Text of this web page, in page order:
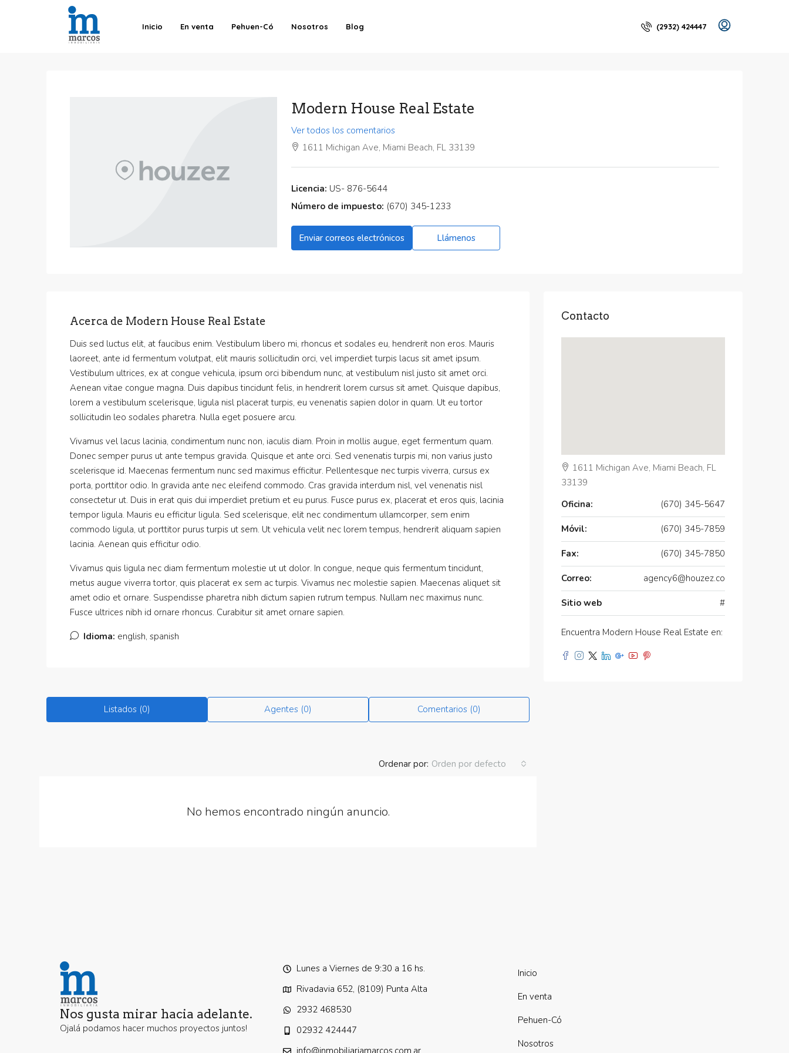
Inicio En venta Pehuen-Có Nosotros Blog (2932) 424447
Modern House Real Estate
Ver todos los comentarios
1611 Michigan Ave, Miami Beach, FL 33139
Licencia: US- 876-5644
Número de impuesto: (670) 345-1233
Enviar correos electrónicos Llámenos
Acerca de Modern House Real Estate
Duis sed luctus elit, at faucibus enim. Vestibulum libero mi, rhoncus et sodales eu, hendrerit non eros. Mauris
laoreet, ante id fermentum volutpat, elit mauris sollicitudin orci, vel imperdiet turpis lacus sit amet ipsum.
Vestibulum ultrices, ex at congue vehicula, ipsum orci bibendum nunc, at vestibulum nisl justo sit amet orci.
Aenean vitae congue magna. Duis dapibus tincidunt felis, in hendrerit lorem cursus sit amet. Quisque dapibus,
lorem a vestibulum scelerisque, ligula nisl placerat turpis, eu venenatis sapien dolor in quam. Ut eu tortor
sollicitudin leo sodales pharetra. Nulla eget posuere arcu.
Vivamus vel lacus lacinia, condimentum nunc non, iaculis diam. Proin in mollis augue, eget fermentum quam.
Donec semper purus ut ante tempus gravida. Quisque et ante orci. Sed venenatis turpis mi, non varius justo
scelerisque id. Maecenas fermentum nunc sed maximus efficitur. Pellentesque nec turpis viverra, cursus ex
porta, porttitor odio. In gravida ante nec eleifend commodo. Cras gravida interdum nisl, vel venenatis nisl
consectetur ut. Duis in erat quis dui imperdiet pretium et eu purus. Fusce purus ex, placerat et eros quis, lacinia
tempor ligula. Mauris eu efficitur ligula. Sed scelerisque, elit nec condimentum ullamcorper, sem enim
commodo ligula, ut porttitor purus turpis ut sem. Ut vehicula velit nec lorem tempus, hendrerit aliquam sapien
lacinia. Aenean quis efficitur odio.
Vivamus quis ligula nec diam fermentum molestie ut ut dolor. In congue, neque quis fermentum tincidunt,
metus augue viverra tortor, quis placerat ex sem ac turpis. Vivamus nec molestie sapien. Maecenas aliquet sit
amet odio et ornare. Suspendisse pharetra nibh dictum sapien rutrum tempus. Nullam nec maximus nunc.
Fusce ultrices nibh id ornare rhoncus. Curabitur sit amet ornare sapien.
Idioma: english, spanish
Listados (0) Agentes (0) Comentarios (0)
Ordenar por: Orden por defecto
No hemos encontrado ningún anuncio.
Contacto
1611 Michigan Ave, Miami Beach, FL
33139
Oficina:
(670) 345-5647
Móvil: (670) 345-7859
Fax: (670) 345-7850
Correo: agency6@houzez.co
Sitio web #
Encuentra Modern House Real Estate en:
Nos gusta mirar hacia adelante.
Ojalá podamos hacer muchos proyectos juntos!
Lunes a Viernes de 9:30 a 16 hs.
Rivadavia 652, (8109) Punta Alta
2932 468530
02932 424447
Inicio
En venta
Pehuen-Có
Nosotros